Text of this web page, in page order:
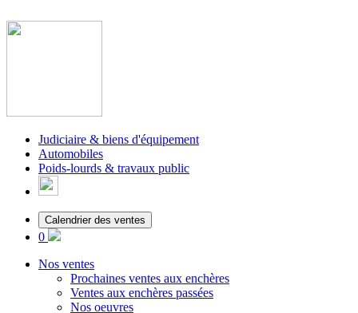
Judiciaire & biens d'équipement
Automobiles
Poids-lourds & travaux public
Calendrier des ventes
0
Nos ventes
Prochaines ventes aux enchères
Ventes aux enchères passées
Nos oeuvres